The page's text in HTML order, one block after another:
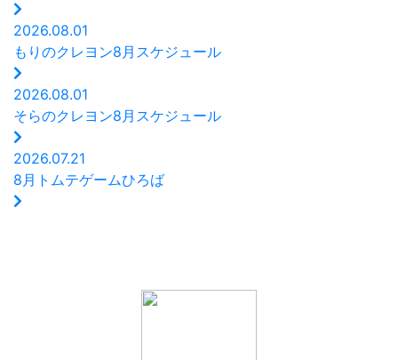
2026.08.01
もりのクレヨン8月スケジュール
2026.08.01
そらのクレヨン8月スケジュール
2026.07.21
8月トムテゲームひろば